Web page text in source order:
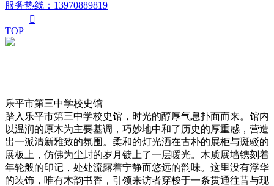
服务热线：‭13970889819

TOP
乐平市第三中学校史馆
踏入乐平市第三中学校史馆，时光的醇厚气息扑面而来。馆内
以温润的原木为主要基调，巧妙地中和了历史的厚重感，营造
出一派清新雅致的氛围。柔和的灯光洒在古朴的展柜与斑驳的
展板上，仿佛为尘封的岁月镀上了一层暖光。木质展墙镌刻着
年轮般的印记，处处流露着宁静而悠远的韵味。这里没有浮华
的装饰，唯有木韵书香，引领来访者穿梭于一条贯通往昔与现